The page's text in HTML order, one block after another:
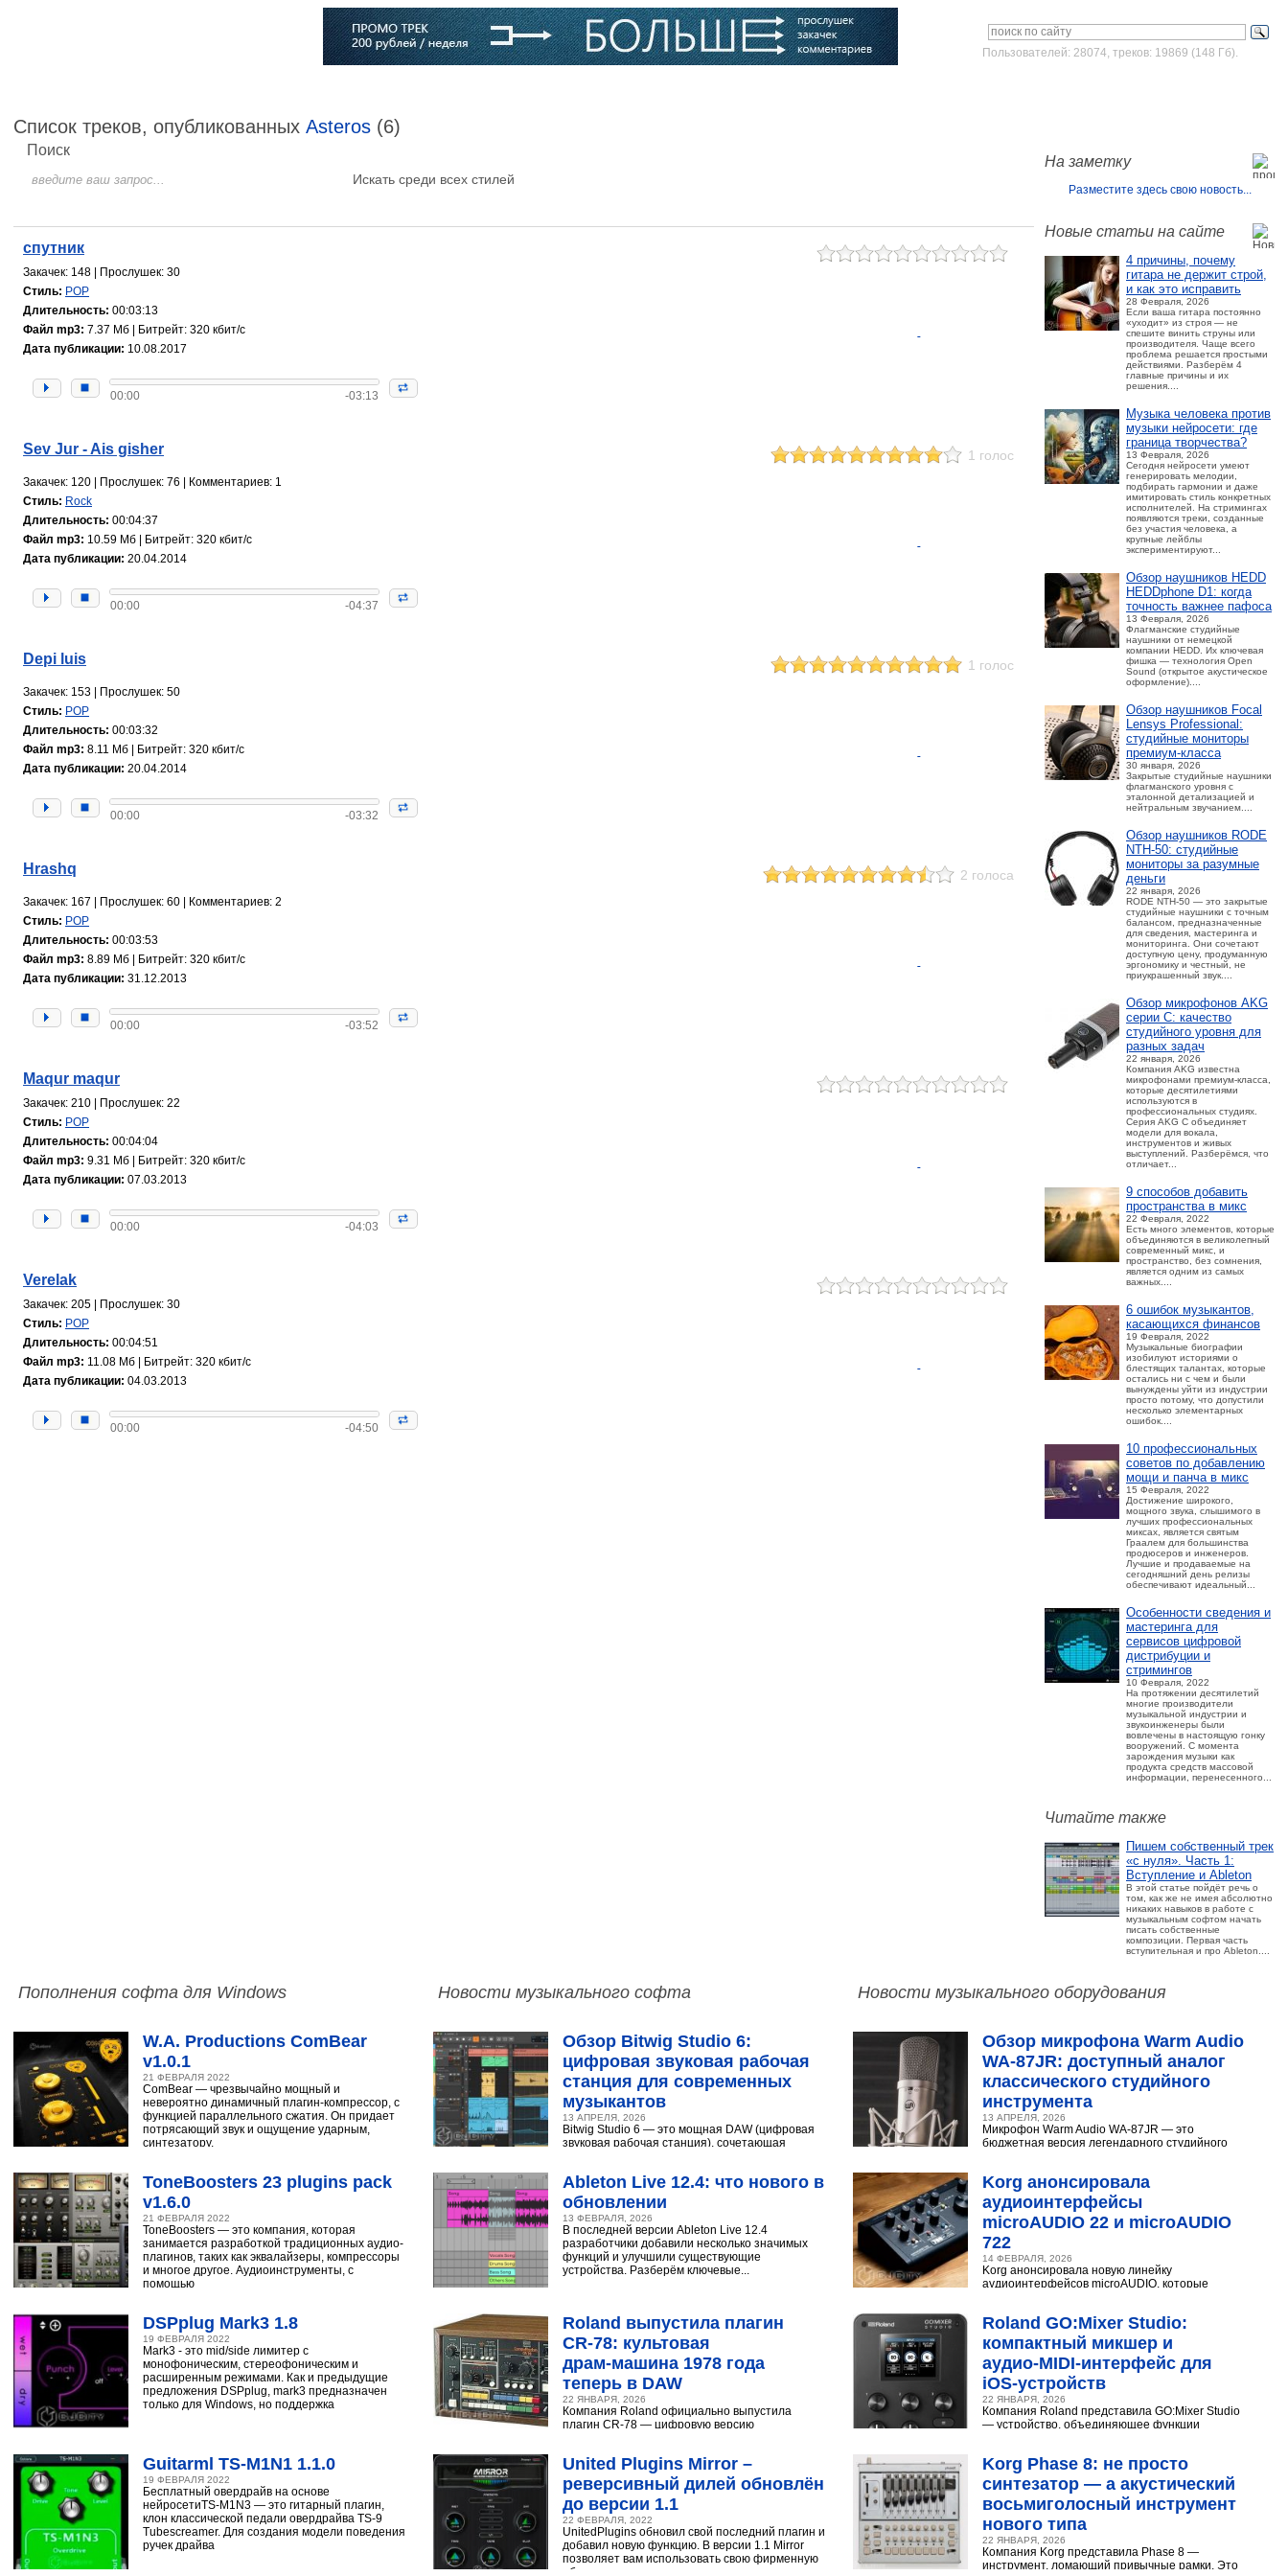
Пользователей: 28074, треков: 19869 (148 Гб).
Список треков, опубликованных Asteros (6)
На заметку
Разместите здесь свою новость...
Новые статьи на сайте
4 причины, почему
гитара не держит строй,
и как это исправить
28 Февраля, 2026
Если ваша гитара постоянно
«уходит» из строя — не
спешите винить струны или
производителя. Чаще всего
проблема решается простыми
действиями. Разберём 4
главные причины и их
решения....
Музыка человека против
музыки нейросети: где
граница творчества?
13 Февраля, 2026
Сегодня нейросети умеют
генерировать мелодии,
подбирать гармонии и даже
имитировать стиль конкретных
исполнителей. На стримингах
появляются треки, созданные
без участия человека, а
крупные лейблы
экспериментируют...
Обзор наушников HEDD
HEDDphone D1: когда
точность важнее пафоса
13 Февраля, 2026
Флагманские студийные
наушники от немецкой
компании HEDD. Их ключевая
фишка — технология Open
Sound (открытое акустическое
оформление)....
Обзор наушников Focal
Lensys Professional:
студийные мониторы
премиум‑класса
30 января, 2026
Закрытые студийные наушники
флагманского уровня с
эталонной детализацией и
нейтральным звучанием....
Обзор наушников RODE
NTH-50: студийные
мониторы за разумные
деньги
22 января, 2026
RODE NTH-50 — это закрытые
студийные наушники с точным
балансом, предназначенные
для сведения, мастеринга и
мониторинга. Они сочетают
доступную цену, продуманную
эргономику и честный, не
приукрашенный звук....
Обзор микрофонов AKG
серии C: качество
студийного уровня для
разных задач
22 января, 2026
Компания AKG известна
микрофонами премиум-класса,
которые десятилетиями
используются в
профессиональных студиях.
Серия AKG C объединяет
модели для вокала,
инструментов и живых
выступлений. Разберёмся, что
отличает...
9 способов добавить
пространства в микс
22 Февраля, 2022
Есть много элементов, которые
объединяются в великолепный
современный микс, и
пространство, без сомнения,
является одним из самых
важных....
6 ошибок музыкантов,
касающихся финансов
19 Февраля, 2022
Музыкальные биографии
изобилуют историями о
блестящих талантах, которые
остались ни с чем и были
вынуждены уйти из индустрии
просто потому, что допустили
несколько элементарных
ошибок....
10 профессиональных
советов по добавлению
мощи и панча в микс
15 Февраля, 2022
Достижение широкого,
мощного звука, слышимого в
лучших профессиональных
миксах, является святым
Граалем для большинства
продюсеров и инженеров.
Лучшие и продаваемые на
сегодняшний день релизы
обеспечивают идеальный...
Особенности сведения и
мастеринга для
сервисов цифровой
дистрибуции и
стримингов
10 Февраля, 2022
На протяжении десятилетий
многие производители
музыкальной индустрии и
звукоинженеры были
вовлечены в настоящую гонку
вооружений. С момента
зарождения музыки как
продукта средств массовой
информации, перенесенного...
Читайте также
Пишем собственный трек
«с нуля». Часть 1:
Вступление и Ableton
В этой статье пойдёт речь о
том, как же не имея абсолютно
никаких навыков в работе с
музыкальным софтом начать
писать собственные
композиции. Первая часть
вступительная и про Ableton....
Поиск
Искать среди всех стилей
спутник
Закачек: 148 | Прослушек: 30
Стиль: POP
Длительность: 00:03:13
Файл mp3: 7.37 Мб | Битрейт: 320 кбит/с
Дата публикации: 10.08.2017
00:00 -03:13
Sev Jur - Ais gisher 1 голос
Закачек: 120 | Прослушек: 76 | Комментариев: 1
Стиль: Rock
Длительность: 00:04:37
Файл mp3: 10.59 Мб | Битрейт: 320 кбит/с
Дата публикации: 20.04.2014
00:00 -04:37
Depi luis 1 голос
Закачек: 153 | Прослушек: 50
Стиль: POP
Длительность: 00:03:32
Файл mp3: 8.11 Мб | Битрейт: 320 кбит/с
Дата публикации: 20.04.2014
00:00 -03:32
Hrashq 2 голоса
Закачек: 167 | Прослушек: 60 | Комментариев: 2
Стиль: POP
Длительность: 00:03:53
Файл mp3: 8.89 Мб | Битрейт: 320 кбит/с
Дата публикации: 31.12.2013
00:00 -03:52
Maqur maqur
Закачек: 210 | Прослушек: 22
Стиль: POP
Длительность: 00:04:04
Файл mp3: 9.31 Мб | Битрейт: 320 кбит/с
Дата публикации: 07.03.2013
00:00 -04:03
Verelak
Закачек: 205 | Прослушек: 30
Стиль: POP
Длительность: 00:04:51
Файл mp3: 11.08 Мб | Битрейт: 320 кбит/с
Дата публикации: 04.03.2013
00:00 -04:50
Пополнения софта для Windows
W.A. Productions ComBear
v1.0.1
21 ФЕВРАЛЯ 2022
ComBear — чрезвычайно мощный и
невероятно динамичный плагин-компрессор, с
функцией параллельного сжатия. Он придает
потрясающий звук и ощущение ударным,
синтезатору,
ToneBoosters 23 plugins pack
v1.6.0
21 ФЕВРАЛЯ 2022
ToneBoosters — это компания, которая
занимается разработкой традиционных аудио-
плагинов, таких как эквалайзеры, компрессоры
и многое другое. Аудиоинструменты, с
помощью
DSPplug Mark3 1.8
19 ФЕВРАЛЯ 2022
Mark3 - это mid/side лимитер с
монофоническим, стереофоническим и
расширенным режимами. Как и предыдущие
предложения DSPplug, mark3 предназначен
только для Windows, но поддержка
Guitarml TS-M1N1 1.1.0
19 ФЕВРАЛЯ 2022
Бесплатный овердрайв на основе
нейросетиTS-M1N3 — это гитарный плагин,
клон классической педали овердрайва TS-9
Tubescreamer. Для создания модели поведения
ручек драйва
Новости музыкального софта
Обзор Bitwig Studio 6:
цифровая звуковая рабочая
станция для современных
музыкантов
13 АПРЕЛЯ, 2026
Bitwig Studio 6 — это мощная DAW (цифровая
звуковая рабочая станция), сочетающая
Ableton Live 12.4: что нового в
обновлении
13 ФЕВРАЛЯ, 2026
В последней версии Ableton Live 12.4
разработчики добавили несколько значимых
функций и улучшили существующие
устройства. Разберём ключевые...
Roland выпустила плагин
CR‑78: культовая
драм‑машина 1978 года
теперь в DAW
22 ЯНВАРЯ, 2026
Компания Roland официально выпустила
плагин CR-78 — цифровую версию
United Plugins Mirror –
реверсивный дилей обновлён
до версии 1.1
22 ФЕВРАЛЯ, 2022
UnitedPlugins обновил свой последний плагин и
добавил новую функцию. В версии 1.1 Mirror
позволяет вам использовать свою фирменную
обратную...
Новости музыкального оборудования
Обзор микрофона Warm Audio
WA‑87JR: доступный аналог
классического студийного
инструмента
13 АПРЕЛЯ, 2026
Микрофон Warm Audio WA‑87JR — это
бюджетная версия легендарного студийного
Korg анонсировала
аудиоинтерфейсы
microAUDIO 22 и microAUDIO
722
14 ФЕВРАЛЯ, 2026
Korg анонсировала новую линейку
аудиоинтерфейсов microAUDIO, которые
Roland GO:Mixer Studio:
компактный микшер и
аудио‑MIDI‑интерфейс для
iOS‑устройств
22 ЯНВАРЯ, 2026
Компания Roland представила GO:Mixer Studio
— устройство, объединяющее функции
Korg Phase 8: не просто
синтезатор — а акустический
восьмиголосный инструмент
нового типа
22 ЯНВАРЯ, 2026
Компания Korg представила Phase 8 —
инструмент, ломающий привычные рамки. Это